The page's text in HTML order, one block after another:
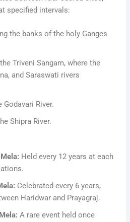
specified intervals:
the banks of the holy Ganges
Triveni Sangam, where the
and Saraswati rivers
Godavari River.
Shipra River.
Held every 12 years at each
Celebrated every 6 years,
Haridwar and Prayagraj.
A rare event held once